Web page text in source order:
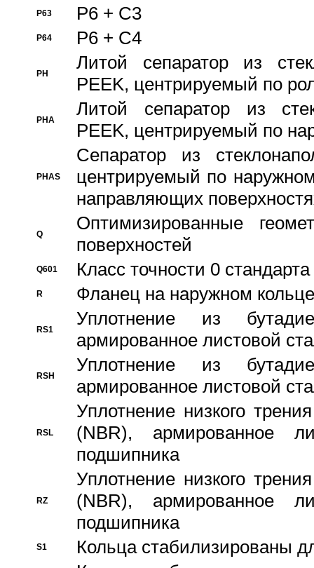
P63 P6 + C3
P64 P6 + C4
PH
Литой сепаратор из
PEEK, центрируемый по
PHA
Литой сепаратор из
PEEK, центрируемый по
PHAS
Сепаратор из
центрируемый по
направляющих
Q
Оптимизированные
поверхностей
Q601 Класс точности 0
R Фланец на наружном кольце
RS1
Уплотнение из
армированное листовой
RSH
Уплотнение из
армированное листовой
RSL
Уплотнение низкого
(NBR), армированное
подшипника
RZ
Уплотнение низкого
(NBR), армированное
подшипника
S1 Кольца стабилизированы